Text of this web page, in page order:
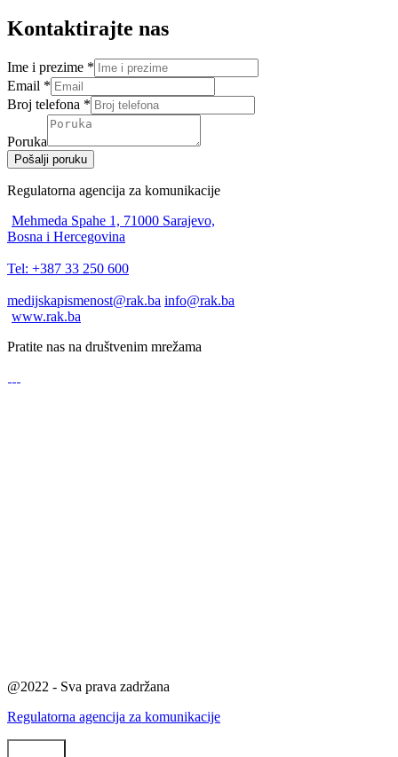
Kontaktirajte nas
Ime i prezime *
Email *
Broj telefona *
Poruka
Pošalji poruku
Regulatorna agencija za komunikacije
Mehmeda Spahe 1, 71000 Sarajevo,
Bosna i Hercegovina
Tel: +387 33 250 600
medijskapismenost@rak.ba info@rak.ba
www.rak.ba
Pratite nas na društvenim mrežama
@2022 - Sva prava zadržana
Regulatorna agencija za komunikacije